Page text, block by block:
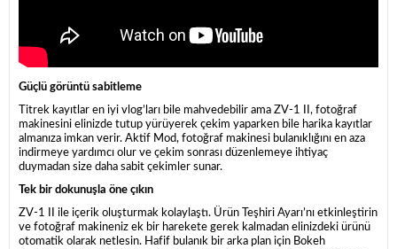
Güçlü görüntü sabitleme
Titrek kayıtlar en iyi vlog’ları bile mahvedebilir ama ZV-1 II, fotoğraf
makinesini elinizde tutup yürüyerek çekim yaparken bile harika kayıtlar
almanıza imkan verir. Aktif Mod, fotoğraf makinesi bulanıklığını en aza
indirmeye yardımcı olur ve çekim sonrası düzenlemeye ihtiyaç
duymadan size daha sabit çekimler sunar.
Tek bir dokunuşla öne çıkın
ZV-1 II ile içerik oluşturmak kolaylaştı. Ürün Teşhiri Ayarı’nı etkinleştirin
ve fotoğraf makineniz ek bir harekete gerek kalmadan elinizdeki ürünü
otomatik olarak netlesin. Hafif bulanık bir arka plan için Bokeh